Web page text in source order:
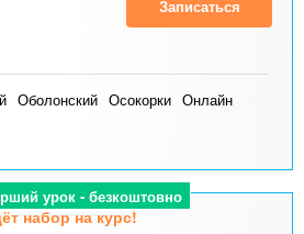
Записаться
Оболонский Осокорки Онлайн
урок - безкоштовно
набор на курс!